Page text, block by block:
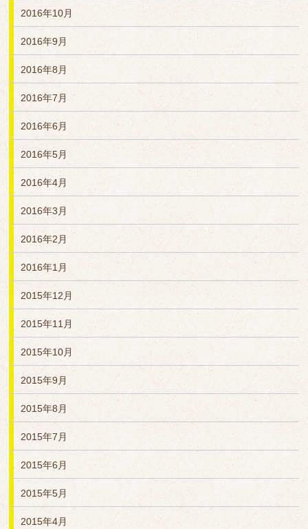
2016年10月
2016年9月
2016年8月
2016年7月
2016年6月
2016年5月
2016年4月
2016年3月
2016年2月
2016年1月
2015年12月
2015年11月
2015年10月
2015年9月
2015年8月
2015年7月
2015年6月
2015年5月
2015年4月